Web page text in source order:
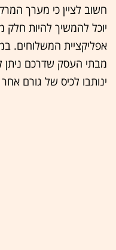
חשוב לציין כי מערך
יוכל להמשיך להיות
אפליקציית המשלוחים.
מבתי העסק שדרכם ניתן
ינותבו לכיס של גורם